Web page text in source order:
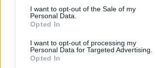
I want to opt-out of the Sale of my
Personal Data.
Opted In
I want to opt-out of processing my
Personal Data for Targeted Advertising.
Opted In